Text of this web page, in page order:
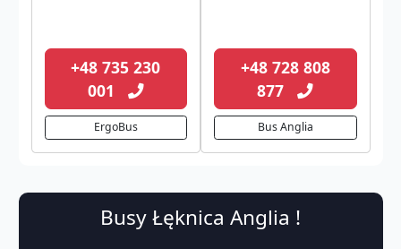
+48 735 230
001
ErgoBus
+48 728 808
877
Bus Anglia
Busy Łęknica Anglia !